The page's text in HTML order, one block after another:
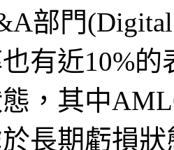
部門
有近10%的
，其中
長期虧損